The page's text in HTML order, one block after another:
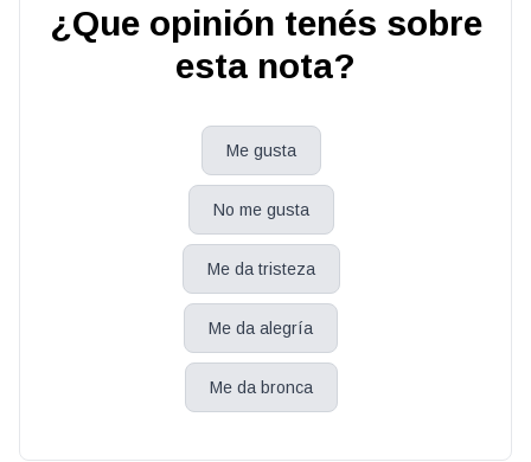
¿Que opinión tenés sobre
esta nota?
Me gusta
No me gusta
Me da tristeza
Me da alegría
Me da bronca